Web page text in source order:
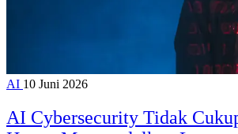
AI 10 Juni 2026
AI Cybersecurity Tidak